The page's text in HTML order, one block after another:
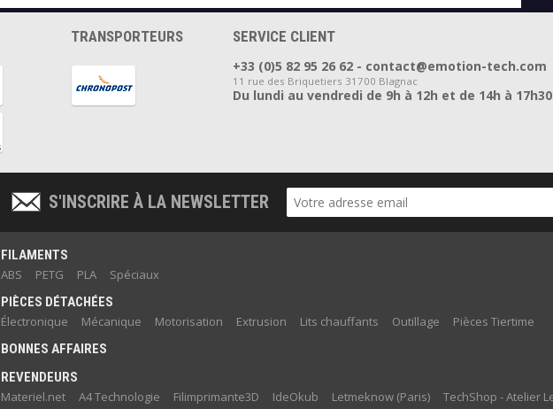
TRANSPORTEURS SERVICE CLIENT
+33 (0)5 82 95 26 62 - contact@emotion-tech.com
11 rue des Briquetiers 31700 Blagnac
Du lundi au vendredi de 9h à 12h et de 14h à 17h30
S'INSCRIRE À LA NEWSLETTER
FILAMENTS
ABS
PETG PLA
Spéciaux
PIÈCES DÉTACHÉES
Électronique
Mécanique Motorisation Extrusion Lits chauffants Outillage
Pièces Tiertime
BONNES AFFAIRES
REVENDEURS
Materiel.net
A4 Technologie Filimprimante3D IdeOkub Letmeknow (Paris)
TechShop - Atelier